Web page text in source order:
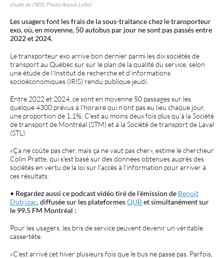
étude de l’IRIS. Photo Anouk Lebel
Les usagers font les frais de la sous-traitance chez le transporteur
exo, où, en moyenne, 50 autobus par jour ne sont pas passés entre
2022 et 2024.
Le transporteur exo arrive bon dernier parmi les dix sociétés de
transport au Québec sur sur le plan de la qualité du service, selon
une étude de l’Institut de recherche et d’informations
socioéconomiques (IRIS) rendu publique jeudi.
Entre 2022 et 2024, ce sont en moyenne 50 passages sur les
quelque 4300 prévus à l’horaire qui n’ont pas eu lieu chaque jour,
une proportion de 1,1%. C’est au moins deux fois plus qu’à la Société
de transport de Montréal (STM) et à la Société de transport de Laval
(STL).
«Ça ne coûte pas cher, mais ça ne vaut pas cher», estime le chercheur
Colin Pratte, qui s'est basé sur des données obtenues auprès des
sociétés en vertu de la loi sur l'accès à l'information pour arriver à
ces résultats.
• Regardez aussi ce podcast vidéo tiré de l'émission de Benoit
Dutrizac, diffusée sur les plateformesQUBet simultanément sur
le 99.5 FM Montréal :
Pour les usagers, les bris de service peuvent devenir un véritable
casse-tête.
«C’est arrivé cet hiver plusieurs fois que le bus ne passe pas. Parfois,